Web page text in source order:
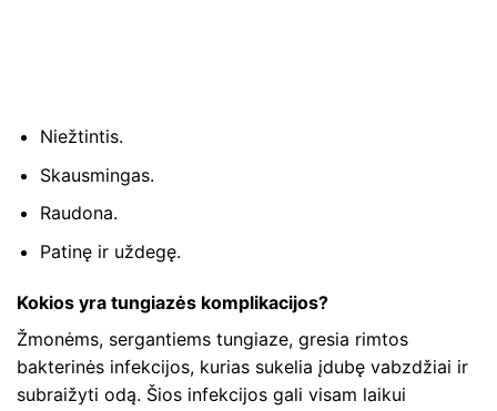
Niežtintis.
Skausmingas.
Raudona.
Patinę ir uždegę.
Kokios yra tungiazės komplikacijos?
Žmonėms, sergantiems tungiaze, gresia rimtos
bakterinės infekcijos, kurias sukelia įdubę vabzdžiai ir
subraižyti odą. Šios infekcijos gali visam laikui